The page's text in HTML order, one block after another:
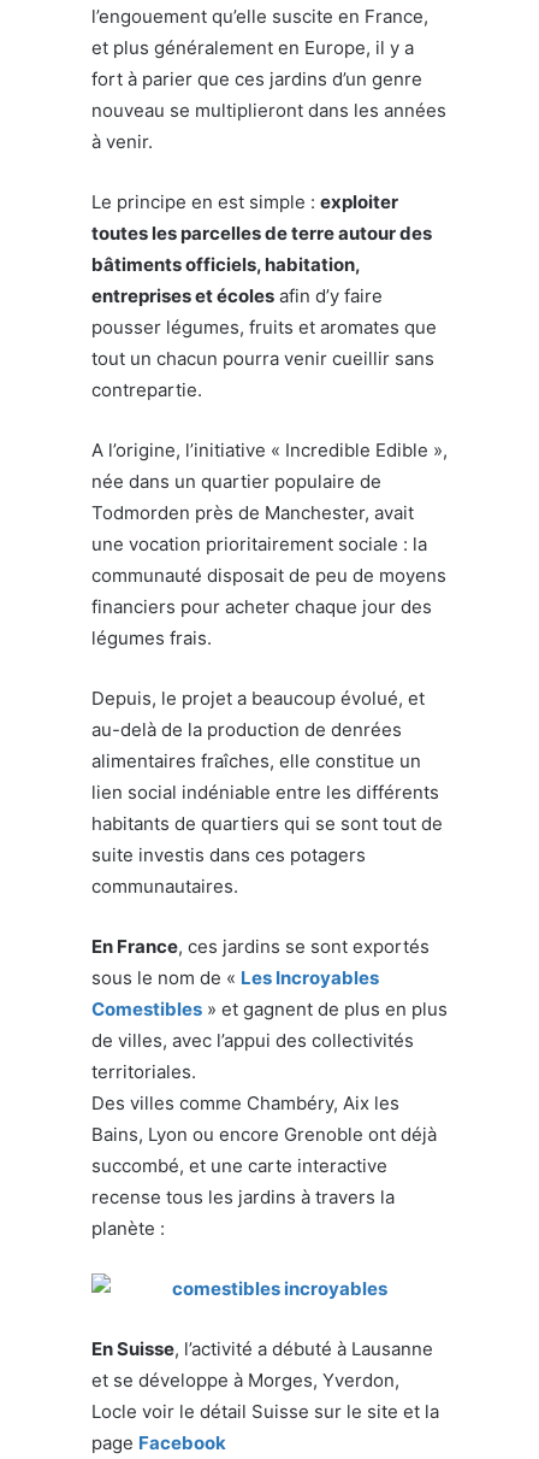
l’engouement qu’elle suscite en France,
et plus généralement en Europe, il y a
fort à parier que ces jardins d’un genre
nouveau se multiplieront dans les années
à venir.
Le principe en est simple : exploiter
toutes les parcelles de terre autour des
bâtiments officiels, habitation,
entreprises et écoles afin d’y faire
pousser légumes, fruits et aromates que
tout un chacun pourra venir cueillir sans
contrepartie.
A l’origine, l’initiative « Incredible Edible »,
née dans un quartier populaire de
Todmorden près de Manchester, avait
une vocation prioritairement sociale : la
communauté disposait de peu de moyens
financiers pour acheter chaque jour des
légumes frais.
Depuis, le projet a beaucoup évolué, et
au-delà de la production de denrées
alimentaires fraîches, elle constitue un
lien social indéniable entre les différents
habitants de quartiers qui se sont tout de
suite investis dans ces potagers
communautaires.
En France, ces jardins se sont exportés
sous le nom de « Les Incroyables
Comestibles » et gagnent de plus en plus
de villes, avec l’appui des collectivités
territoriales.
Des villes comme Chambéry, Aix les
Bains, Lyon ou encore Grenoble ont déjà
succombé, et une carte interactive
recense tous les jardins à travers la
planète :
En Suisse, l’activité a débuté à Lausanne
et se développe à Morges, Yverdon,
Locle voir le détail Suisse sur le site et la
page Facebook